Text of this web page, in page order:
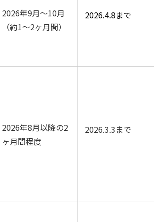
2026年9月〜10月
（約1～2ヶ月間）
2026.4.8まで
2026年8月以降の2
ヶ月間程度
2026.3.3まで